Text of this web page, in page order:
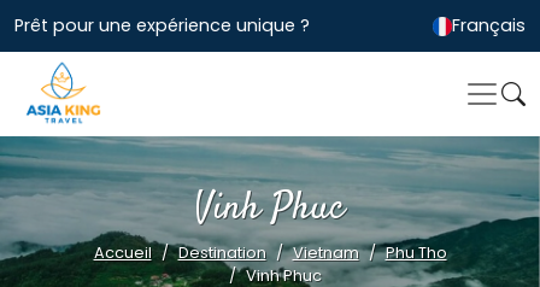
Prêt pour une expérience unique ? Français
Vinh Phuc
Accueil Destination Vietnam
Phu Tho
Vinh Phuc